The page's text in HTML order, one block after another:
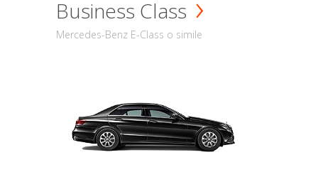
Business Class
Mercedes-Benz E-Class o simile